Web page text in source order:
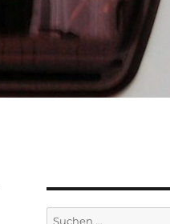
Suchen